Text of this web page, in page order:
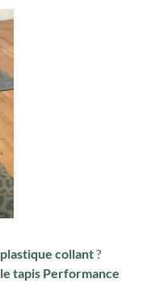
plastique collant?
le tapis Performance